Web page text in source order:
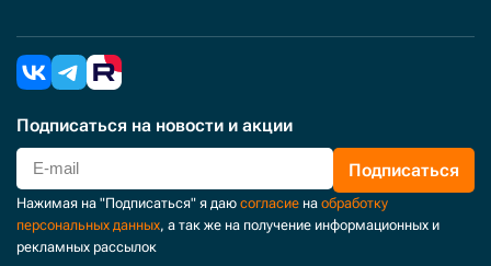
Подписаться на новости и акции
Подписаться
Нажимая на "Подписаться" я даю согласие на обработку
персональных данных, а так же на получение информационных и
рекламных рассылок